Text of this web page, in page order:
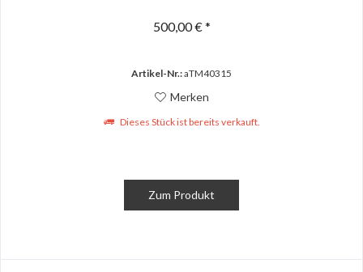
500,00 € *
Artikel-Nr.:aTM40315
Merken
Dieses Stück ist bereits verkauft.
Zum Produkt